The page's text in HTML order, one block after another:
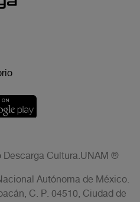
Descarga Cultura.UNAM ®
Autónoma de México.
C. P. 04510, Ciudad de